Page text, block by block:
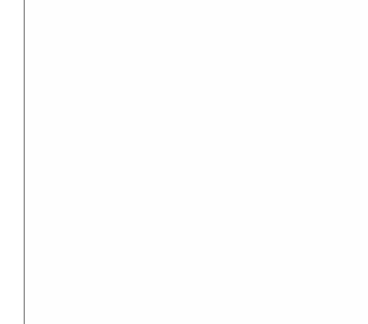
1 ГБ ОЗУ (DDR2 533/667 SO-DIMM), 1,8-
сенсорный WVGA-дисплей с диагональю
работа под управлением ОС Windows XP
поддержка WiFi (802.11b/g), Bluetooth и
литий-ионная батарея (до 5 часов